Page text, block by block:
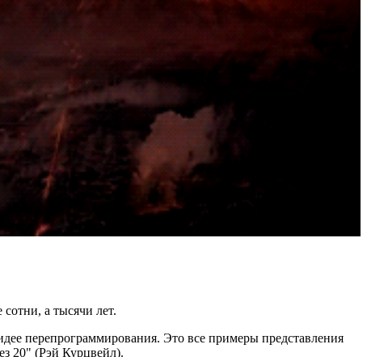
а тысячи лет.
перепрограммирования. Это все примеры представления
20" (Рэй Курцвейл).